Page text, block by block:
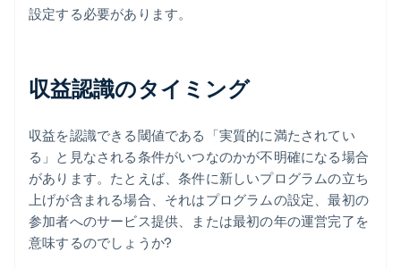
設定する必要があります。
収益認識のタイミング
収益を認識できる閾値である「実質的に満たされてい
る」と見なされる条件がいつなのかが不明確になる場合
があります。たとえば、条件に新しいプログラムの立ち
上げが含まれる場合、それはプログラムの設定、最初の
参加者へのサービス提供、または最初の年の運営完了を
意味するのでしょうか?